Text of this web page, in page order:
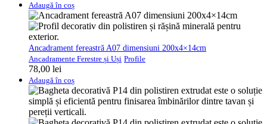
Adaugă în coș
Ancadrament fereastră A07 dimensiuni 200x4×14cm
Ancadramente Ferestre și Uși Profile
78,00 lei
Adaugă în coș